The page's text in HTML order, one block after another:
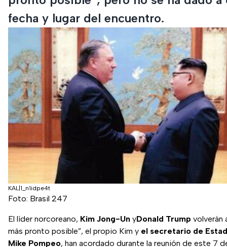
fecha y lugar del encuentro.
KAL|1_n1idpe4t
Foto: Brasil 247
El líder norcoreano, Kim Jong-Un yDonald Trump volverán
más pronto posible”, el propio Kim y el secretario de
Mike Pompeo, han acordado durante la reunión de este 7